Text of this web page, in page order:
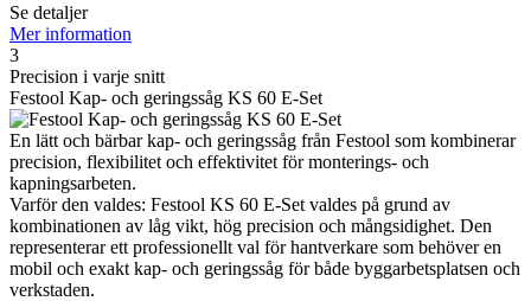
Se detaljer
Mer information
3
Precision i varje snitt
Festool Kap- och geringssåg KS 60 E-Set
En lätt och bärbar kap- och geringssåg från Festool som kombinerar
precision, flexibilitet och effektivitet för monterings- och
kapningsarbeten.
Varför den valdes: Festool KS 60 E-Set valdes på grund av
kombinationen av låg vikt, hög precision och mångsidighet. Den
representerar ett professionellt val för hantverkare som behöver en
mobil och exakt kap- och geringssåg för både byggarbetsplatsen och
verkstaden.